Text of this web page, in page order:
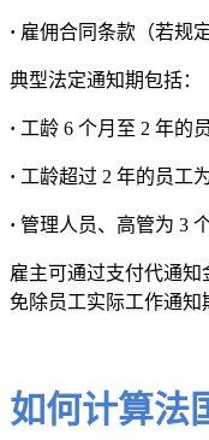
· 雇佣合同条款（若规
典型法定通知期包括：
· 工龄 6 个月至 2 年的
· 工龄超过 2 年的员工
· 管理人员、高管为 3
雇主可通过支付代通知
免除员工实际工作通知
如何计算法